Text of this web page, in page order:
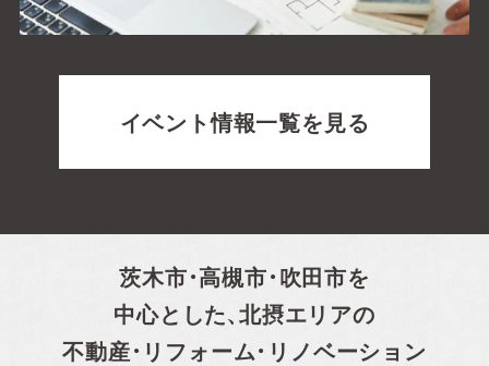
イベント情報一覧を見る
茨木市・高槻市・吹田市を
中心とした、 北摂エリアの
不動産・リフォーム・リノベーション